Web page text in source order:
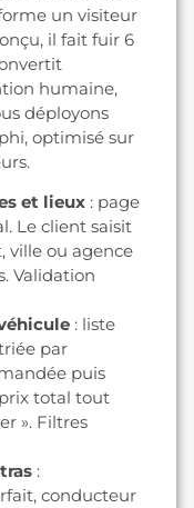
un visiteur
il fait fuir 6
humaine,
déployons
optimisé sur
et lieux : page
Le client saisit
ville ou agence
Validation
: liste
par
puis
total tout
». Filtres
:
conducteur